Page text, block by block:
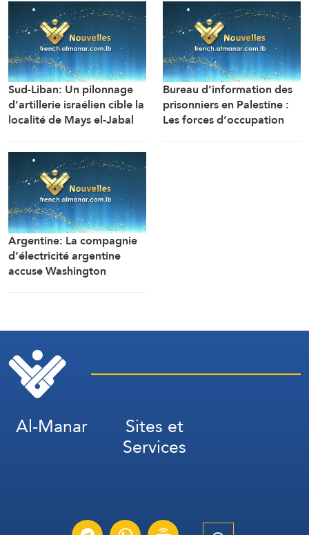
Sud-Liban: Un pilonnage
d’artillerie israélien cible la
localité de Mays el-Jabal
Manar)
Bureau d’information des
prisonniers en Palestine :
Les forces d’occupation
Argentine: La compagnie
d’électricité argentine
accuse Washington
Al-Manar Sites et
Services